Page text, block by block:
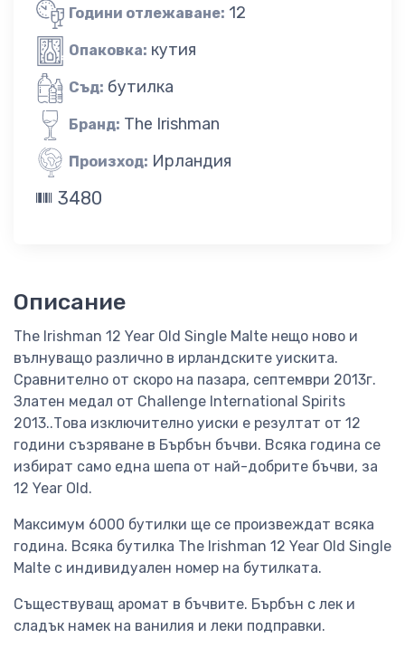
Години отлежаване: 12
Опаковка: кутия
Съд: бутилка
Бранд: The Irishman
Произход: Ирландия
3480
Описание
The Irishman 12 Year Old Single Maltе нещо ново и
вълнуващо различно в ирландските уискита.
Сравнително от скоро на пазара, септември 2013г.
Златен медал от Challenge International Spirits
2013..Това изключително уиски е резултат от 12
години съзряване в Бърбън бъчви. Всяка година се
избират само една шепа от най-добрите бъчви, за
12 Year Old.
Максимум 6000 бутилки ще се произвеждат всяка
година. Всяка бутилка The Irishman 12 Year Old Single
Maltе с индивидуален номер на бутилката.
Съществуващ аромат в бъчвите. Бърбън с лек и
сладък намек на ванилия и леки подправки.